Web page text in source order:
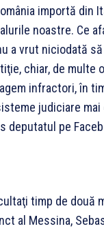
importă din
noastre. Ce
a vrut niciodată
chiar, de multe
infractori, în
judiciare
deputatul pe
timp de două
al Messina,